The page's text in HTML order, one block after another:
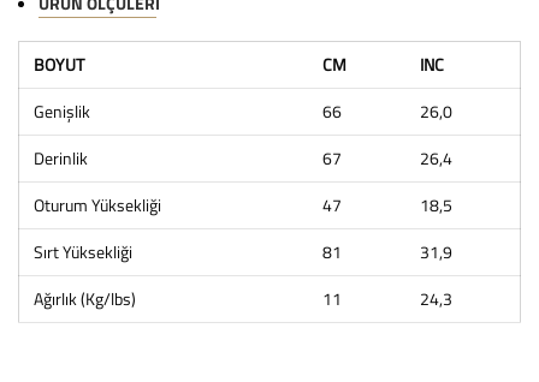
BOYUT CM
INC
Genişlik
66
26,0
Derinlik
67
26,4
Oturum Yüksekliği
47
18,5
Sırt Yüksekliği
81
31,9
Ağırlık (Kg/lbs)
11 24,3